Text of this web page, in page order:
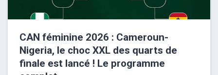
CAN féminine 2026 : Cameroun-
Nigeria, le choc XXL des quarts de
finale est lancé ! Le programme